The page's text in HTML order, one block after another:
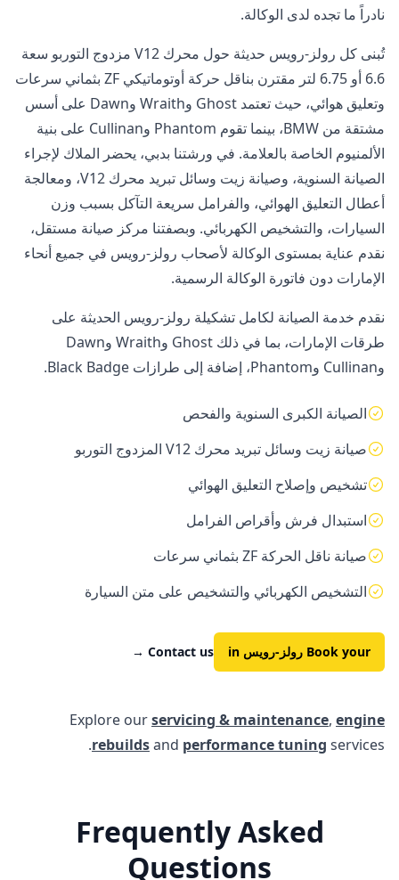
نادراً ما تجده لدى الوكالة.
تُبنى كل رولز-رويس حديثة حول محرك V12 مزدوج التوربو سعة
6.6 أو 6.75 لتر مقترن بناقل حركة أوتوماتيكي ZF بثماني سرعات
وتعليق هوائي، حيث تعتمد Ghost وWraith وDawn على أسس
مشتقة من BMW، بينما تقوم Phantom وCullinan على بنية
الألمنيوم الخاصة بالعلامة. في ورشتنا بدبي، يحضر الملاك لإجراء
الصيانة السنوية، وصيانة زيت وسائل تبريد محرك V12، ومعالجة
أعطال التعليق الهوائي، والفرامل سريعة التآكل بسبب وزن
السيارات، والتشخيص الكهربائي. وبصفتنا مركز صيانة مستقل،
نقدم عناية بمستوى الوكالة لأصحاب رولز-رويس في جميع أنحاء
الإمارات دون فاتورة الوكالة الرسمية.
نقدم خدمة الصيانة لكامل تشكيلة رولز-رويس الحديثة على
طرقات الإمارات، بما في ذلك Ghost وWraith وDawn
وCullinan وPhantom، إضافة إلى طرازات Black Badge.
الصيانة الكبرى السنوية والفحص
صيانة زيت وسائل تبريد محرك V12 المزدوج التوربو
تشخيص وإصلاح التعليق الهوائي
استبدال فرش وأقراص الفرامل
صيانة ناقل الحركة ZF بثماني سرعات
التشخيص الكهربائي والتشخيص على متن السيارة
Book your رولز-رويس Contact us
→
Explore ourservicing & maintenance, engine
rebuildsand performance tuning services.
Frequently Asked
Questions